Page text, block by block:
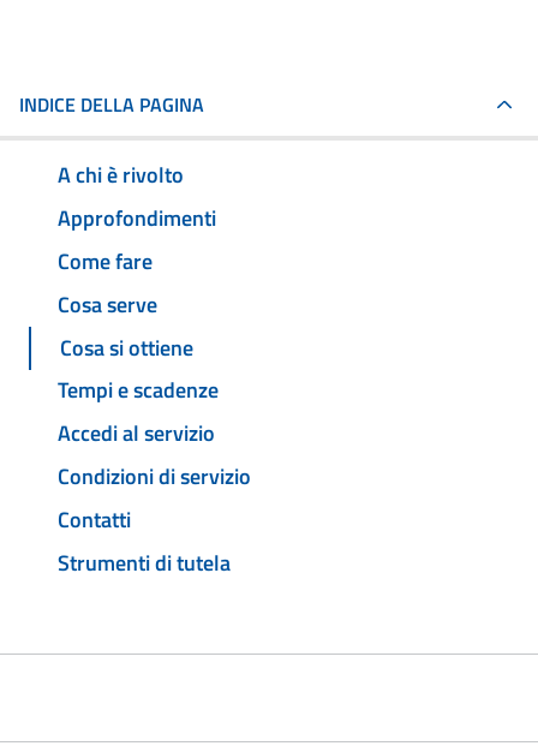
INDICE DELLA PAGINA
A chi è rivolto
Approfondimenti
Come fare
Cosa serve
Cosa si ottiene
Tempi e scadenze
Accedi al servizio
Condizioni di servizio
Contatti
Strumenti di tutela